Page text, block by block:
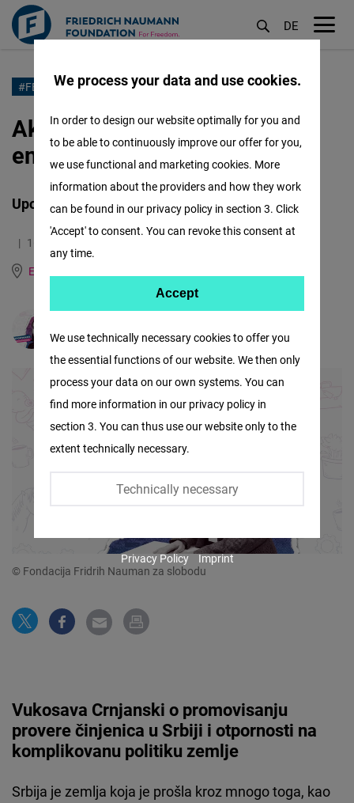
Skip
main
content
DE
#FEMALEFORWARDINTERNATIONAL
Aktivizam sa beskrajnim
entuzijazmom
Upoznajte Vukosavu Crnjanski iz Srbije
16.09.2021
East and Southeast Europe
© Fondacija Fridrih Nauman za slobodu
Vukosava Crnjanski o promovisanju
provere činjenica u Srbiji i otpornosti na
komplikovanu politiku zemlje
Srbija je zemlja koja je prošla kroz mnogo toga, kao
We process your data and use cookies.
We use technically necessary cookies to offer you
the essential functions of our website. We then only
process your data on our own systems. You can
find more information in our privacy policy in
section 3. You can thus use our website only to the
extent technically necessary.
Technically necessary
In order to design our website optimally for you and
to be able to continuously improve our offer for you,
we use functional and marketing cookies. More
information about the providers and how they work
can be found in our privacy policy in section 3. Click
'Accept' to consent. You can revoke this consent at
any time.
Facebook
Embed
Twitter
Embed
Youtube
Google
Cloudinary
Embed
Accept
Privacy Policy Imprint